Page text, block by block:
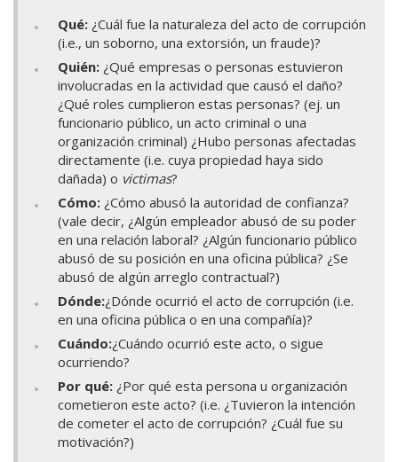
Qué: ¿Cuál fue la naturaleza del acto de corrupción
(i.e., un soborno, una extorsión, un fraude)?
Quién: ¿Qué empresas o personas estuvieron
involucradas en la actividad que causó el daño?
¿Qué roles cumplieron estas personas? (ej. un
funcionario público, un acto criminal o una
organización criminal) ¿Hubo personas afectadas
directamente (i.e. cuya propiedad haya sido
dañada) o victimas?
Cómo: ¿Cómo abusó la autoridad de confianza?
(vale decir, ¿Algún empleador abusó de su poder
en una relación laboral? ¿Algún funcionario público
abusó de su posición en una oficina pública? ¿Se
abusó de algún arreglo contractual?)
Dónde:¿Dónde ocurrió el acto de corrupción (i.e.
en una oficina pública o en una compañía)?
Cuándo:¿Cuándo ocurrió este acto, o sigue
ocurriendo?
Por qué: ¿Por qué esta persona u organización
cometieron este acto? (i.e. ¿Tuvieron la intención
de cometer el acto de corrupción? ¿Cuál fue su
motivación?)